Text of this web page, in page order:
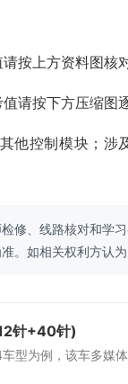
按上方资料图核对
请按下方压缩图
他控制模块；涉
修、线路核对和学
。如相关权利方认
针+40针)
型为例，该车多媒